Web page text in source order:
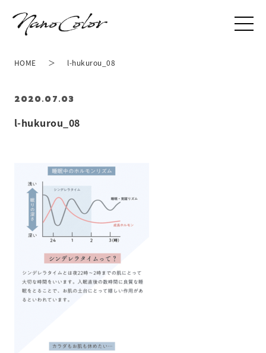
l-hukurou_08
2020.07.03
HOME l-hukurou_08